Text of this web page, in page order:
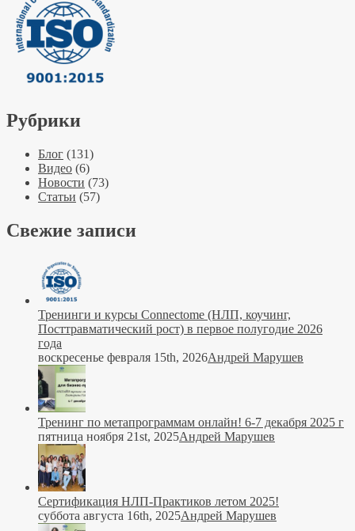
Рубрики
Блог (131)
Видео (6)
Новости (73)
Статьи (57)
Свежие записи
Тренинги и курсы Connectome (НЛП, коучинг,
Посттравматический рост) в первое полугодие 2026
года
воскресенье февраля 15th, 2026Андрей Марушев
Тренинг по метапрограммам онлайн! 6-7 декабря 2025 г
пятница ноября 21st, 2025Андрей Марушев
Сертификация НЛП-Практиков летом 2025!
суббота августа 16th, 2025Андрей Марушев